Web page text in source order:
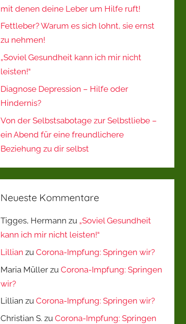
mit denen deine Leber um Hilfe ruft!
Fettleber? Warum es sich lohnt, sie ernst
zu nehmen!
„Soviel Gesundheit kann ich mir nicht
leisten!“
Diagnose Depression – Hilfe oder
Hindernis?
Von der Selbstsabotage zur Selbstliebe –
ein Abend für eine freundlichere
Beziehung zu dir selbst
Neueste Kommentare
Tigges, Hermann zu „Soviel Gesundheit
kann ich mir nicht leisten!“
Lillian zuCorona-Impfung: Springen wir?
Maria Müller zuCorona-Impfung: Springen
wir?
Lillian zuCorona-Impfung: Springen wir?
Christian S. zuCorona-Impfung: Springen